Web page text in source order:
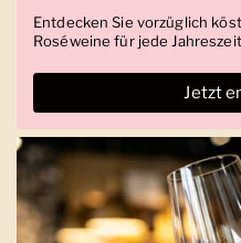
Entdecken Sie vorzüglich
Roséweine für jede Jahreszeit
Jetzt